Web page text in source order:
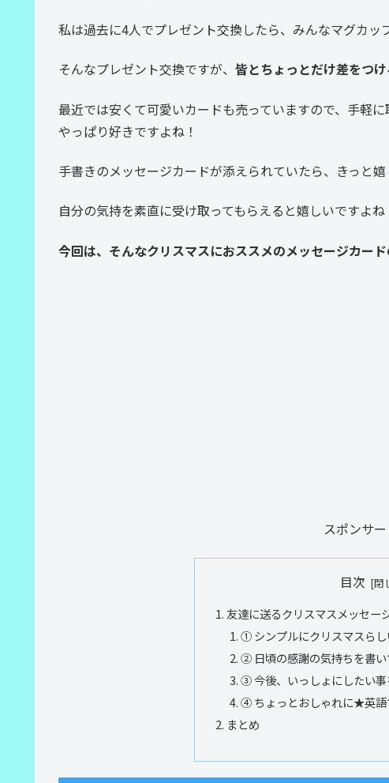
私は過去に4人でプレゼント交換したら、みんなマグカッ
そんなプレゼント交換ですが、 皆とちょっとだけ差をつ
最近では安くて可愛いカードも売っていますので、手軽
やっぱり好きですよね！
手書きのメッセージカードが添えられていたら、きっと嬉
自分の気持を素直に受け取ってもらえると嬉しいですよね
今回は、そんなクリスマスにおススメのメッセージカー
スポンサ
目次
友達に送るクリスマスメッセー
① シンプルにクリスマスら
② 日頃の感謝の気持ちを書い
③ 今後、いっしょにしたい事
④ ちょっとおしゃれに★英語
まとめ